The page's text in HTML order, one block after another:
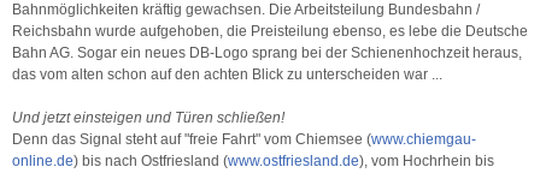
Bahnmöglichkeiten kräftig gewachsen. Die Arbeitsteilung Bundesbahn /
Reichsbahn wurde aufgehoben, die Preisteilung ebenso, es lebe die Deutsche
Bahn AG. Sogar ein neues DB-Logo sprang bei der Schienenhochzeit heraus,
das vom alten schon auf den achten Blick zu unterscheiden war ...
Und jetzt einsteigen und Türen schließen!
Denn das Signal steht auf "freie Fahrt" vom Chiemsee (www.chiemgau-
online.de) bis nach Ostfriesland (www.ostfriesland.de), vom Hochrhein bis